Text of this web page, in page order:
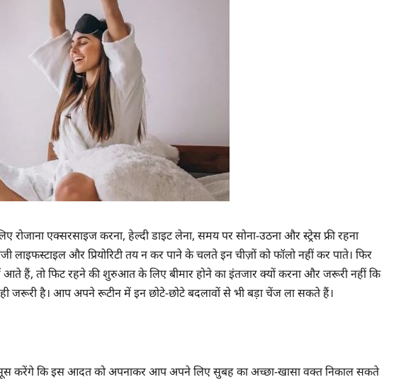
एक्सरसाइज करना, हेल्दी डाइट लेना, समय पर सोना-उठना और स्ट्रेस फ्री रहना
और प्रियोरिटी तय न कर पाने के चलते इन चीज़ों को फॉलो नहीं कर पाते। फिर
आते हैं, तो फिट रहने की शुरुआत के लिए बीमार होने का इंतजार क्यों करना और जरूरी नहीं कि
जरूरी है। आप अपने रूटीन में इन छोटे-छोटे बदलावों से भी बड़ा चेंज ला सकते हैं।
करेंगे कि इस आदत को अपनाकर आप अपने लिए सुबह का अच्छा-खासा वक्त निकाल सकते